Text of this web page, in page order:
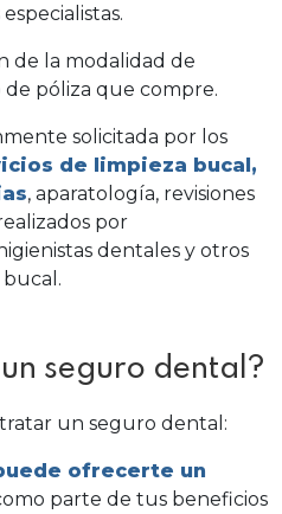
especialistas.
de la modalidad de
póliza que compre.
solicitada por los
de limpieza bucal,
, aparatología, revisiones
por
dentales y otros
seguro dental?
un seguro dental:
ofrecerte un
parte de tus beneficios